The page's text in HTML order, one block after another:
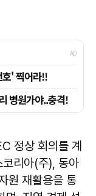
정상 회의를 계
리아(주), 동아
원 재활용을 통